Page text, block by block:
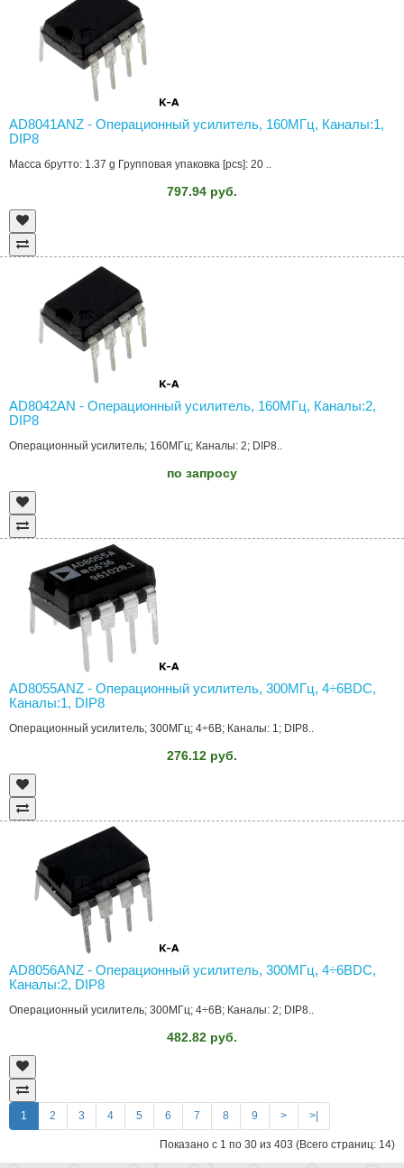
AD8041ANZ - Операционный усилитель, 160МГц, Каналы:1,
DIP8
Масса брутто: 1.37 g Групповая упаковка [pcs]: 20 ..
797.94 руб.
AD8042AN - Операционный усилитель, 160МГц, Каналы:2,
DIP8
Операционный усилитель; 160МГц; Каналы: 2; DIP8..
по запросу
AD8055ANZ - Операционный усилитель, 300МГц, 4÷6ВDC,
Каналы:1, DIP8
Операционный усилитель; 300МГц; 4÷6В; Каналы: 1; DIP8..
276.12 руб.
AD8056ANZ - Операционный усилитель, 300МГц, 4÷6ВDC,
Каналы:2, DIP8
Операционный усилитель; 300МГц; 4÷6В; Каналы: 2; DIP8..
482.82 руб.
1 2 3 4 5 6 7 8 9 > >|
Показано с 1 по 30 из 403 (Всего страниц: 14)